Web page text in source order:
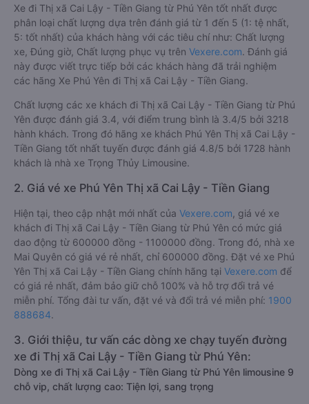
Xe đi Thị xã Cai Lậy - Tiền Giang từ Phú Yên tốt nhất được
phân loại chất lượng dựa trên đánh giá từ 1 đến 5 (1: tệ nhất,
5: tốt nhất) của khách hàng với các tiêu chí như: Chất lượng
xe, Đúng giờ, Chất lượng phục vụ trên Vexere.com. Đánh giá
này được viết trực tiếp bởi các khách hàng đã trải nghiệm
các hãng Xe Phú Yên đi Thị xã Cai Lậy - Tiền Giang.
Chất lượng các xe khách đi Thị xã Cai Lậy - Tiền Giang từ Phú
Yên được đánh giá 3.4, với điểm trung bình là 3.4/5 bởi 3218
hành khách. Trong đó hãng xe khách Phú Yên Thị xã Cai Lậy -
Tiền Giang tốt nhất tuyến được đánh giá 4.8/5 bởi 1728 hành
khách là nhà xe Trọng Thủy Limousine.
2. Giá vé xe Phú Yên Thị xã Cai Lậy - Tiền Giang
Hiện tại, theo cập nhật mới nhất của Vexere.com , giá vé xe
khách đi Thị xã Cai Lậy - Tiền Giang từ Phú Yên có mức giá
dao động từ 600000 đồng - 1100000 đồng. Trong đó, nhà xe
Mai Quyên có giá vé rẻ nhất, chỉ 600000 đồng. Đặt vé xe Phú
Yên Thị xã Cai Lậy - Tiền Giang chính hãng tại Vexere.com để
có giá rẻ nhất, đảm bảo giữ chỗ 100% và hỗ trợ đổi trả vé
miễn phí. Tổng đài tư vấn, đặt vé và đổi trả vé miễn phí: 1900
888684.
3. Giới thiệu, tư vấn các dòng xe chạy tuyến đường
xe đi Thị xã Cai Lậy - Tiền Giang từ Phú Yên:
Dòng xe đi Thị xã Cai Lậy - Tiền Giang từ Phú Yên limousine 9
chỗ vip, chất lượng cao: Tiện lợi, sang trọng